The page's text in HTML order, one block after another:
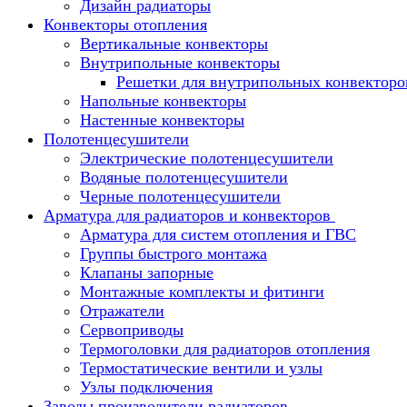
Дизайн радиаторы
Конвекторы отопления
Вертикальные конвекторы
Внутрипольные конвекторы
Решетки для внутрипольных
Напольные конвекторы
Настенные конвекторы
Полотенцесушители
Электрические полотенцесушители
Водяные полотенцесушители
Черные полотенцесушители
Арматура для радиаторов и конвекторов
Арматура для систем отопления и ГВС
Группы быстрого монтажа
Клапаны запорные
Монтажные комплекты и фитинги
Отражатели
Сервоприводы
Термоголовки для радиаторов отопления
Термостатические вентили и узлы
Узлы подключения